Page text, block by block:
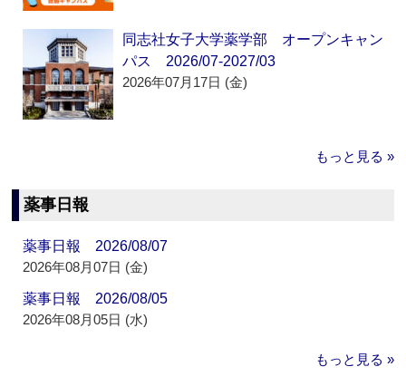
同志社女子大学薬学部 オープンキャン
パス 2026/07-2027/03
2026年07月17日 (金)
もっと見る »
薬事日報
薬事日報 2026/08/07
2026年08月07日 (金)
薬事日報 2026/08/05
2026年08月05日 (水)
もっと見る »